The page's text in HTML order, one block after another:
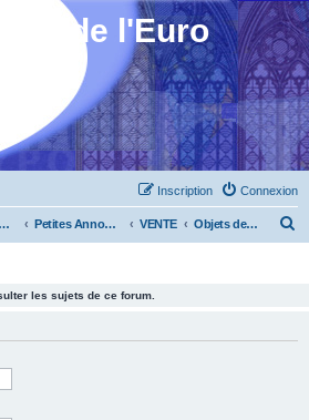
de l'Euro
Connexion
Inscription
"Animation" Petites Annonces VENTE Objets de l'Euro
les sujets de ce forum.